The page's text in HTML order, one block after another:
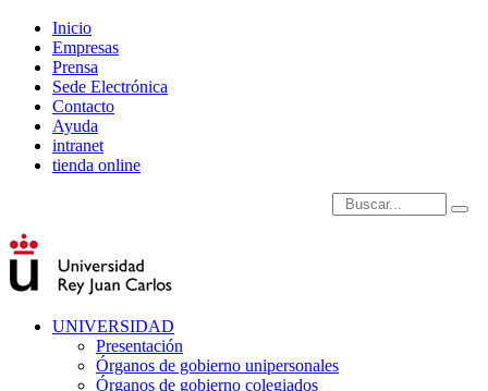
Inicio
Empresas
Prensa
Sede Electrónica
Contacto
Ayuda
intranet
tienda online
Introduce términos de
UNIVERSIDAD
Presentación
Órganos de gobierno unipersonales
Órganos de gobierno colegiados